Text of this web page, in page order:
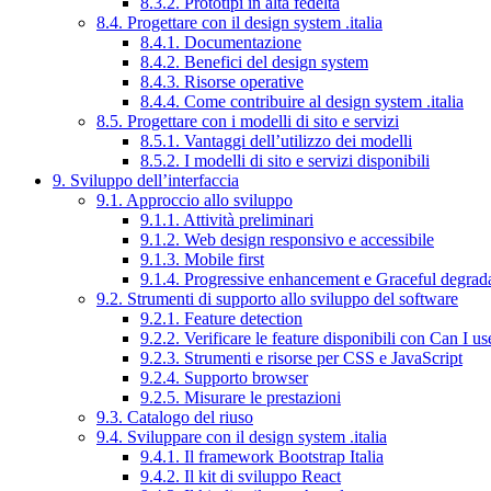
8.4. Progettare con il design system .italia
8.4.1. Documentazione
8.4.2. Benefici del design system
8.4.3. Risorse operative
8.4.4. Come contribuire al design system .italia
8.5. Progettare con i modelli di sito e servizi
8.5.1. Vantaggi dell’utilizzo dei modelli
8.5.2. I modelli di sito e servizi disponibili
9. Sviluppo dell’interfaccia
9.1. Approccio allo sviluppo
9.1.1. Attività preliminari
9.1.2. Web design responsivo e accessibile
9.1.3. Mobile first
9.1.4. Progressive enhancement e Graceful
9.2. Strumenti di supporto allo sviluppo del software
9.2.1. Feature detection
9.2.2. Verificare le feature disponibili con Can I
9.2.3. Strumenti e risorse per CSS e JavaScript
9.2.4. Supporto browser
9.2.5. Misurare le prestazioni
9.3. Catalogo del riuso
9.4. Sviluppare con il design system .italia
9.4.1. Il framework Bootstrap Italia
9.4.2. Il kit di sviluppo React